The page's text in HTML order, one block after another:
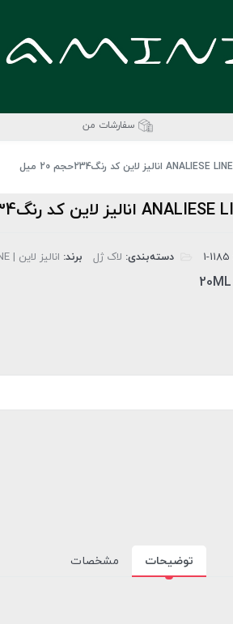
سفارشات من
دسته‌بندی: لاک ژل برند: انالیز لاین | ANALIESE LINE
20ML
توضیحات مشخصات